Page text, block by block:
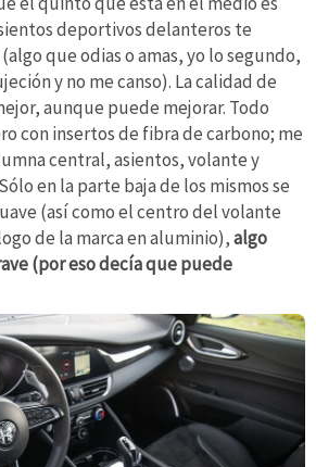
deportivos delanteros te
que odias o amas, yo lo segundo,
y no me canso). La calidad de
aunque puede mejorar. Todo
con insertos de fibra de carbono; me
central, asientos, volante y
en la parte baja de los mismos se
(así como el centro del volante
de la marca en aluminio),algo
(por eso decía que puede